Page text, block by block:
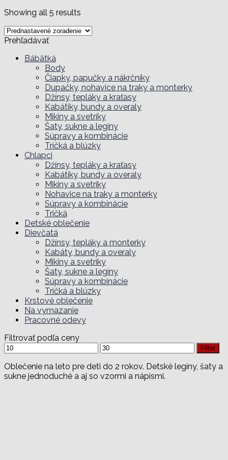
Showing all 5 results
Prehľadávať
Bábätká
Body
Čiapky, papučky a nákrčníky
Dupačky, nohavice na traky a monterky
Džínsy, tepláky a kraťasy
Kabátiky, bundy a overaly
Mikiny a svetríky
Šaty, sukne a legíny
Súpravy a kombinácie
Tričká a blúzky
Chlapci
Džínsy, tepláky a kraťasy
Kabátiky, bundy a overaly
Mikiny a svetríky
Nohavice na traky a monterky
Súpravy a kombinácie
Tričká
Detské oblečenie
Dievčatá
Džínsy, tepláky a monterky
Kabáty, bundy a overaly
Mikiny a svetríky
Šaty, sukne a legíny
Súpravy a kombinácie
Tričká a blúzky
Krstové oblečenie
Na vymazanie
Pracovné odevy
Filtrovať podľa ceny
Minimálna
cena
Maximálna
cena
Filter
Oblečenie na leto pre deti do 2 rokov. Detské legíny, šaty a
sukne jednoduché a aj so vzormi a nápismi.